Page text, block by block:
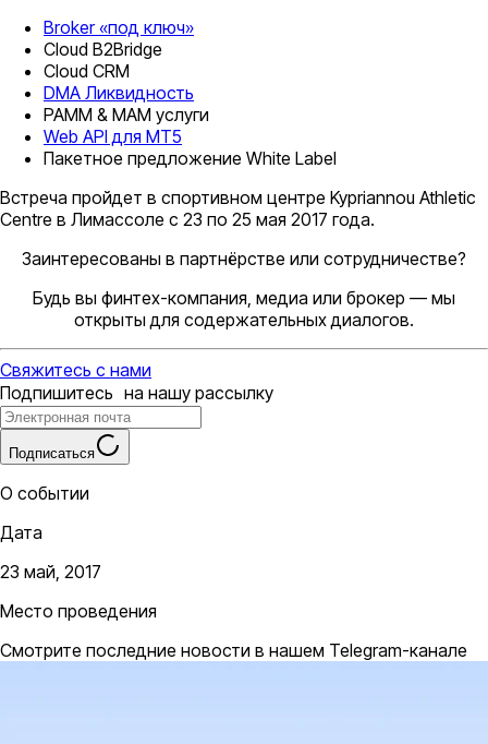
Broker «под ключ»
Cloud В2Bridge
Cloud CRM
DMA Ликвидность
PAMM & MAM услуги
Web API для MT5
Пакетное предложение White Label
Встреча пройдет в спортивном центре Kypriannou Athletic
Centre в Лимассоле с 23 по 25 мая 2017 года.
Заинтересованы в партнёрстве или сотрудничестве?
Будь вы финтех-компания, медиа или брокер — мы
открыты для содержательных диалогов.
Свяжитесь с нами
Подпишитесь на нашу рассылку
Подписаться
О событии
Дата
23 май, 2017
Место проведения
Смотрите последние новости в нашем Telegram-канале